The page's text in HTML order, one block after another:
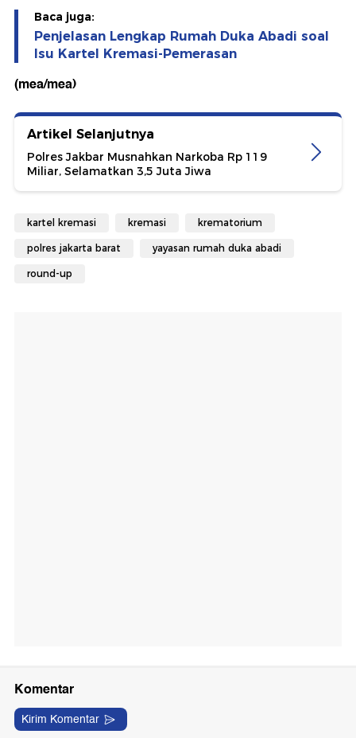
Baca juga:
Penjelasan Lengkap Rumah Duka Abadi soal
Isu Kartel Kremasi-Pemerasan
(mea/mea)
Artikel Selanjutnya
Polres Jakbar Musnahkan Narkoba Rp 119
Miliar, Selamatkan 3,5 Juta Jiwa
kartel kremasi kremasi krematorium
polres jakarta barat yayasan rumah duka abadi
round-up